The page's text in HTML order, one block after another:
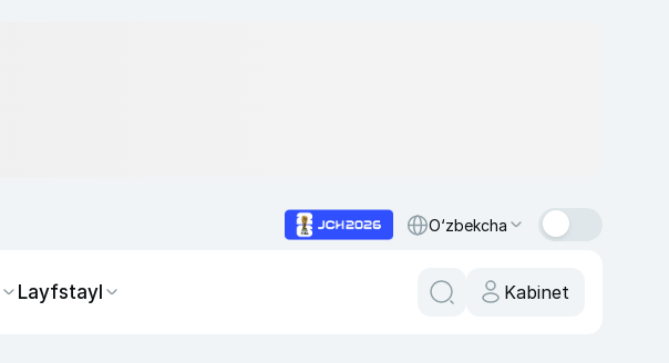
O‘zbekcha
Layfstayl Kabinet